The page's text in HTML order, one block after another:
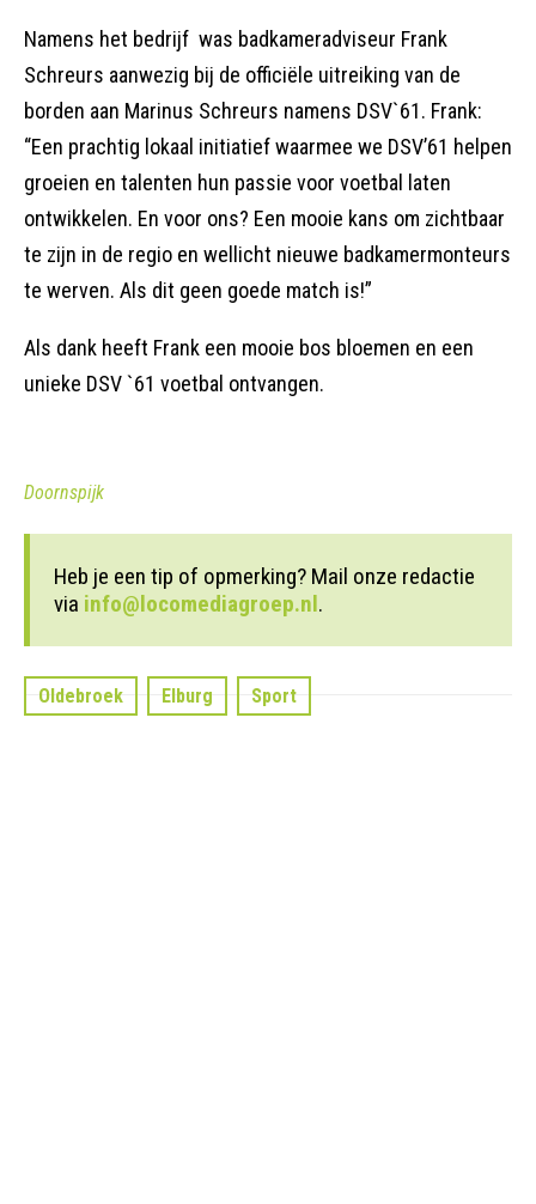
Namens het bedrijf was badkameradviseur Frank
Schreurs aanwezig bij de officiële uitreiking van de
borden aan Marinus Schreurs namens DSV`61. Frank:
“Een prachtig lokaal initiatief waarmee we DSV’61 helpen
groeien en talenten hun passie voor voetbal laten
ontwikkelen. En voor ons? Een mooie kans om zichtbaar
te zijn in de regio en wellicht nieuwe badkamermonteurs
te werven. Als dit geen goede match is!”
Als dank heeft Frank een mooie bos bloemen en een
unieke DSV `61 voetbal ontvangen.
Doornspijk
Heb je een tip of opmerking? Mail onze redactie
via info@locomediagroep.nl.
Oldebroek Elburg Sport